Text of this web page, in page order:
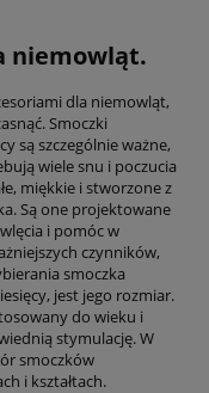
niemowląt.
dla niemowląt,
Smoczki
są szczególnie ważne,
wiele snu i poczucia
miękkie i stworzone z
Są one projektowane
i pomóc w
czynników,
smoczka
jest jego rozmiar.
do wieku i
stymulację. W
smoczków
i kształtach.